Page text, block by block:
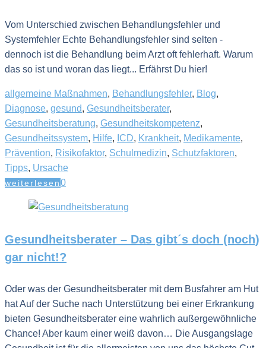
Vom Unterschied zwischen Behandlungsfehler und
Systemfehler Echte Behandlungsfehler sind selten -
dennoch ist die Behandlung beim Arzt oft fehlerhaft. Warum
das so ist und woran das liegt... Erfährst Du hier!
allgemeine Maßnahmen, Behandlungsfehler, Blog,
Diagnose, gesund, Gesundheitsberater,
Gesundheitsberatung, Gesundheitskompetenz,
Gesundheitssystem, Hilfe, ICD, Krankheit, Medikamente,
Prävention, Risikofaktor, Schulmedizin, Schutzfaktoren,
Tipps, Ursache
weiterlesen0
Gesundheitsberater – Das gibt´s doch (noch)
gar nicht!?
Oder was der Gesundheitsberater mit dem Busfahrer am Hut
hat Auf der Suche nach Unterstützung bei einer Erkrankung
bieten Gesundheitsberater eine wahrlich außergewöhnliche
Chance! Aber kaum einer weiß davon… Die Ausgangslage